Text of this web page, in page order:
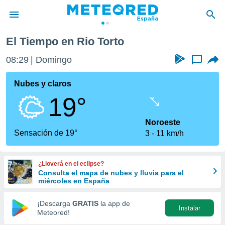
de
por
que se
calidad.
a este
las
y
forma
digital
basada
El Tiempo en Rio Torto
08:29 Domingo ...
Nubes y claros
19°
Sensación de 19°
Noroeste
3
11 km/h
¿Lloverá en el eclipse?
Consulta el mapa de nubes y lluvia para el
miércoles en España
¡Descarga GRATIS la app de
Meteored!
Instalar